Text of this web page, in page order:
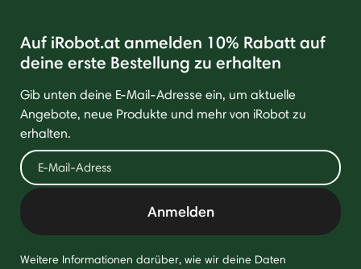
Auf iRobot.at anmelden 10% Rabatt auf
deine erste Bestellung zu erhalten
Gib unten deine E-Mail-Adresse ein, um aktuelle
Angebote, neue Produkte und mehr von iRobot zu
erhalten.
Anmelden
Weitere Informationen darüber, wie wir deine Daten